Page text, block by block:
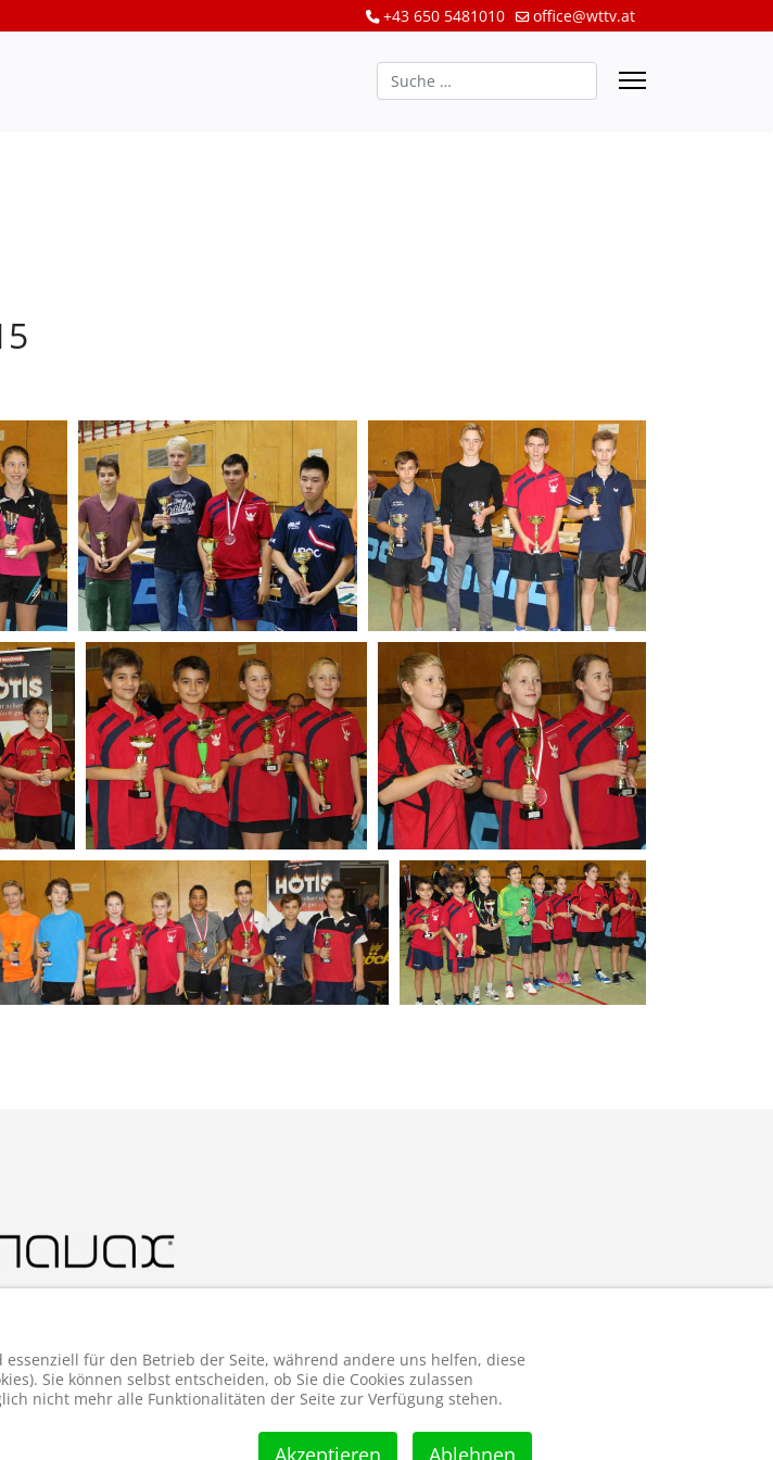
+43 650 5481010 office@wttv.at
Suchen
für den Betrieb der Seite, während andere uns helfen, diese
Sie können selbst entscheiden, ob Sie die Cookies zulassen
nicht mehr alle Funktionalitäten der Seite zur Verfügung stehen.
Akzeptieren Ablehnen